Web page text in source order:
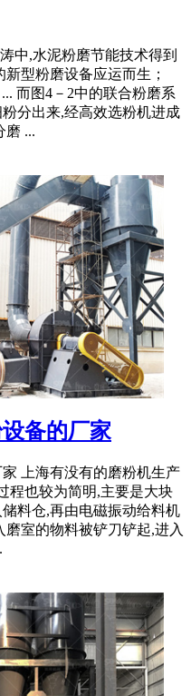
中,水泥粉磨节能技术得到
型粉磨设备应运而生；
而图4－2中的联合粉磨系
分出来,经高效选粉机进成
磨 ...
备的厂家
上海有没有的磨粉机生产
程也较为简明,主要是大块
料仓,再由电磁振动给料机
室的物料被铲刀铲起,进入